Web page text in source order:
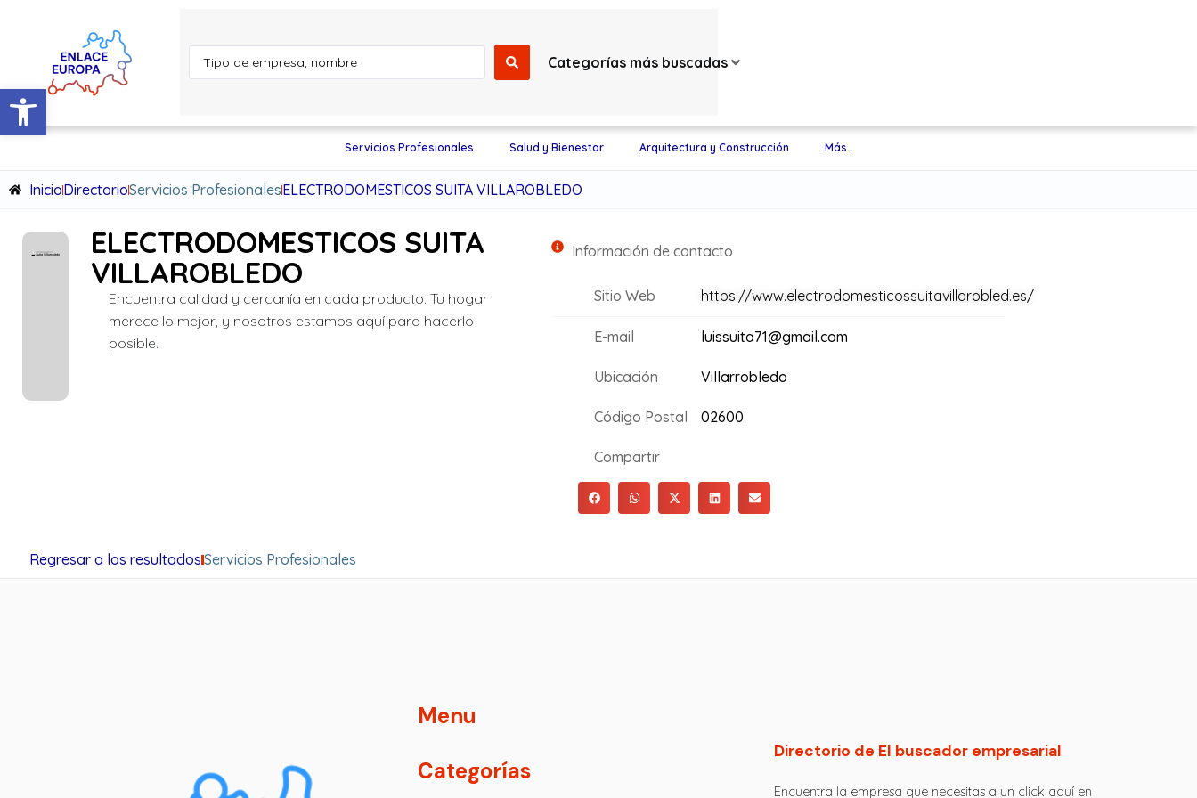
Abrir barra de herramientas
Categorías más buscadas
Servicios Profesionales Salud y Bienestar Arquitectura y Construcción Más…
InicioDirectorioServicios ProfesionalesELECTRODOMESTICOS SUITA VILLAROBLEDO
ELECTRODOMESTICOS SUITA
VILLAROBLEDO
Encuentra calidad y cercanía en cada producto. Tu hogar
merece lo mejor, y nosotros estamos aquí para hacerlo
posible.
Información de contacto
Sitio Web https://www.electrodomesticossuitavillarobled.es/
E-mail luissuita71@gmail.com
Ubicación Villarrobledo
Código Postal 02600
Compartir
Regresar a los resultadosServicios Profesionales
Menu
Categorías
Directorio de El buscador empresarial
Encuentra la empresa que necesitas a un click aquí en